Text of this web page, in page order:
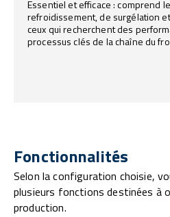
Essentiel et efficace : comprend
refroidissement, de surgélation
ceux qui recherchent des
processus clés de la chaîne du
Fonctionnalités
Selon la configuration choisie,
plusieurs fonctions destinées à
production.